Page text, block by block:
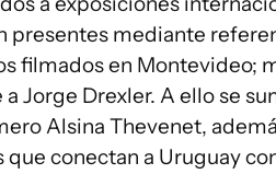
mediante
filmados en Montevideo;
Jorge Drexler. A ello se
Alsina Thevenet,
conectan a Uruguay